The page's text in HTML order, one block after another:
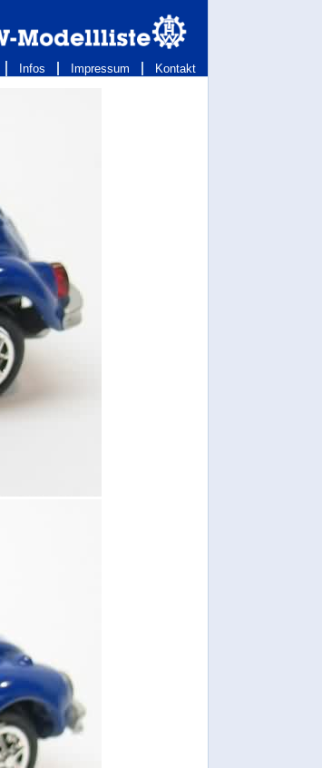
Infos Impressum
Kontakt